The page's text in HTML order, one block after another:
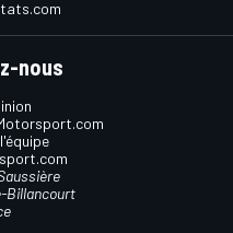
nous
Billancourt